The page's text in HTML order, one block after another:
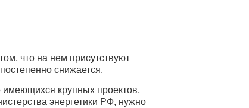
что на нем присутствуют
снижается.
имеющихся крупных проектов,
энергетики РФ, нужно